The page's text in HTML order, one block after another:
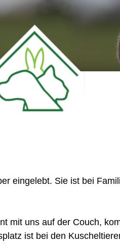
eingelebt. Sie ist bei
mit uns auf der Couch,
ist bei den